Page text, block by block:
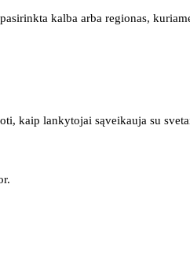
kalba arba regionas,
kaip lankytojai sąveikauja su